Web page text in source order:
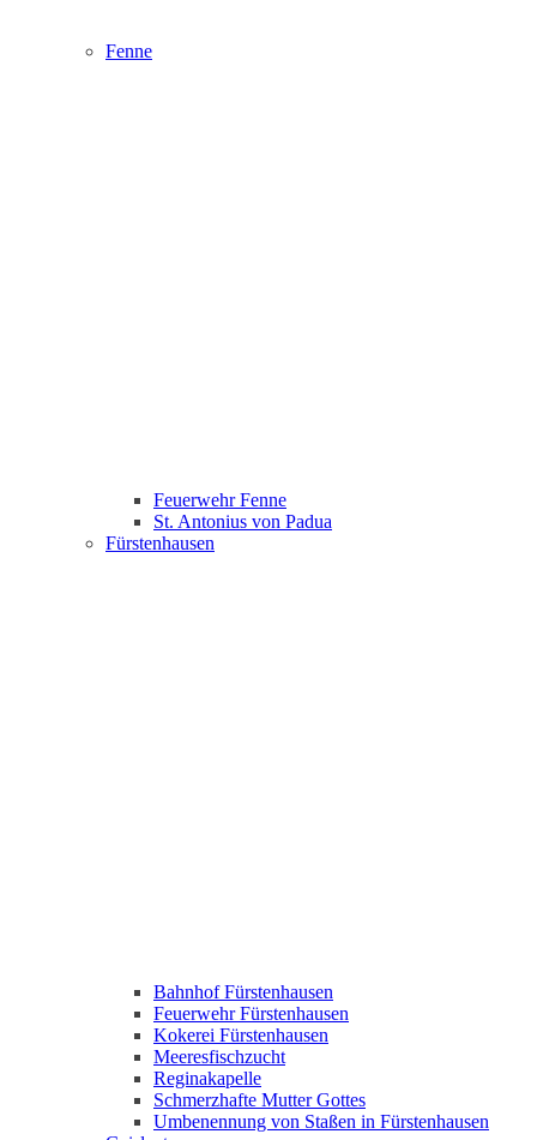
Fenne
Feuerwehr Fenne
St. Antonius von Padua
Fürstenhausen
Bahnhof Fürstenhausen
Feuerwehr Fürstenhausen
Kokerei Fürstenhausen
Meeresfischzucht
Reginakapelle
Schmerzhafte Mutter Gottes
Umbenennung von Staßen in Fürstenhausen